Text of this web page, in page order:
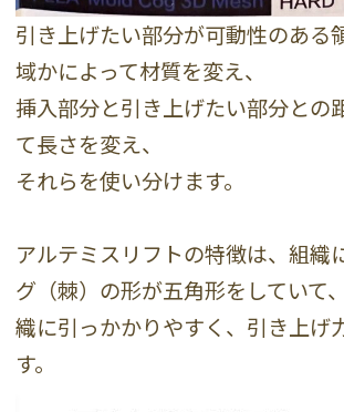
引き上げたい部分が可動性のある
域かによって材質を変え、
挿入部分と引き上げたい部分との
て長さを変え、
それらを使い分けます。
アルテミスリフトの特徴は、組織
グ（棘）の形が五角形をしていて
織に引っかかりやすく、引き上げ
す。